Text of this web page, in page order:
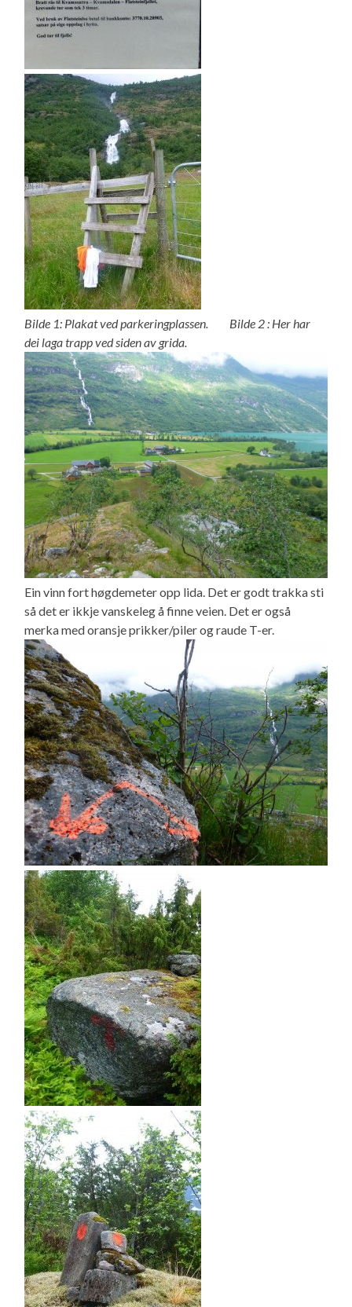
Bilde 1: Plakat ved parkeringplassen. Bilde 2 : Her har
dei laga trapp ved siden av grida.
Ein vinn fort høgdemeter opp lida. Det er godt trakka sti
så det er ikkje vanskeleg å finne veien. Det er også
merka med oransje prikker/piler og raude T-er.